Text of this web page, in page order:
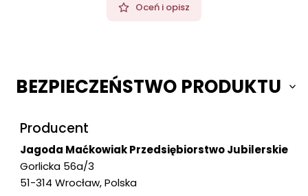
Oceń i opisz
BEZPIECZEŃSTWO PRODUKTU
Producent
Jagoda Maćkowiak Przedsiębiorstwo Jubilerskie
Gorlicka 56a/3
51-314 Wrocław, Polska